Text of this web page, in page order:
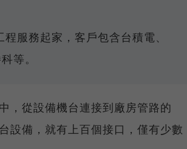
服務起家，客戶包含台積電、
等。
，從設備機台連接到廠房管路的
設備，就有上百個接口，僅有少數